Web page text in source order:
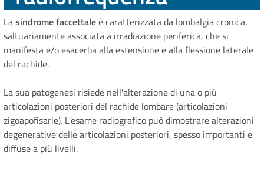
Lasindrome faccettaleè caratterizzata da lombalgia cronica,
saltuariamente associata a irradiazione periferica, che si
manifesta e/o esacerba alla estensione e alla flessione laterale
del rachide.
La sua patogenesi risiede nell'alterazione di una o più
articolazioni posteriori del rachide lombare (articolazioni
zigoapofisarie). L'esame radiografico può dimostrare alterazioni
degenerative delle articolazioni posteriori, spesso importanti e
diffuse a più livelli.